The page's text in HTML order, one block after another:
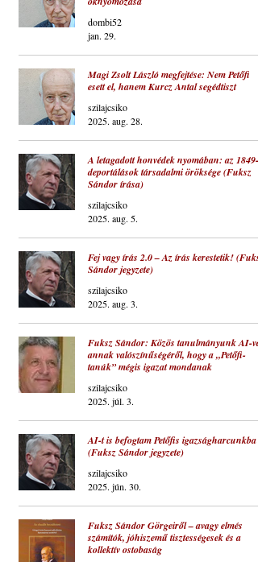
dombi52
jan. 29.
Magi Zsolt László megfejtése: Nem Petőfi
esett el, hanem Kurcz Antal segédtiszt
szilajcsiko
2025. aug. 28.
A letagadott honvédek nyomában: az 1849-
deportálások társadalmi öröksége (Fuksz
Sándor írása)
szilajcsiko
2025. aug. 5.
Fej vagy írás 2.0 – Az írás kerestetik! (Fuksz
Sándor jegyzete)
szilajcsiko
2025. aug. 3.
Fuksz Sándor: Közös tanulmányunk AI-val
annak valószínűségéről, hogy a „Petőfi-
tanúk” mégis igazat mondanak
szilajcsiko
2025. júl. 3.
AI-t is befogtam Petőfis igazságharcunkba
(Fuksz Sándor jegyzete)
szilajcsiko
2025. jún. 30.
Fuksz Sándor Görgeiről – avagy elmés
számítók, jóhiszemű tisztességesek és a
kollektív ostobaság